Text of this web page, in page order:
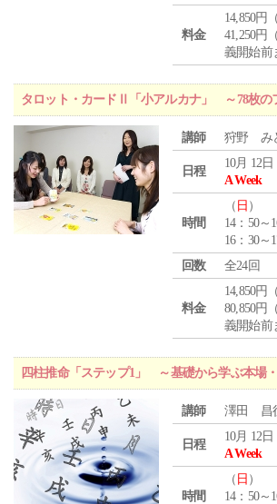
料金
14,850円
41,250円
義開始前
タロット・カードⅡ「小アルカナ」 ～78枚の
講師 狩野 み
日程
10月 12日
A Week
時間
（ 日 ）
14：50～
16：30～
回数
全24回
料金
14,850円
80,850円
義開始前
四柱推命「ステップ1」 ～基礎から学ぶ本場
講師 澤田 昌
日程
10月 12日
A Week
時間
（ 日 ）
14：50～